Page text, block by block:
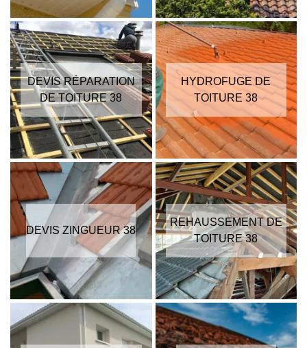
DEVIS RÉPARATION
DE TOITURE 38
HYDROFUGE DE
TOITURE 38
DEVIS ZINGUEUR 38
REHAUSSEMENT DE
TOITURE 38